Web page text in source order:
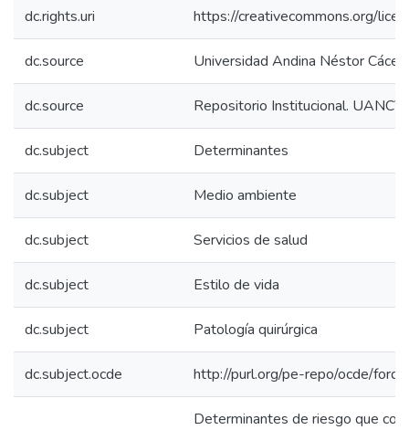
dc.rights.uri https://creativecommons.org/
dc.source Universidad Andina Néstor
dc.source Repositorio Institucional. UANCV
dc.subject Determinantes
dc.subject Medio ambiente
dc.subject Servicios de salud
dc.subject Estilo de vida
dc.subject Patología quirúrgica
dc.subject.ocde http://purl.org/pe-repo/ocde/
Determinantes de riesgo que